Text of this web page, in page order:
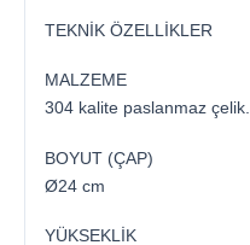
TEKNİK ÖZELLİKLER
MALZEME
304 kalite paslanmaz çelik.
BOYUT (ÇAP)
Ø24 cm
YÜKSEKLİK